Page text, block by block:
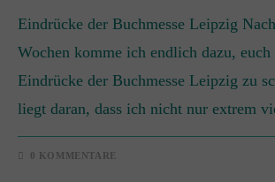
Eindrücke der Buchmesse Leipzig
Wochen komme ich endlich dazu, euch
Eindrücke der Buchmesse Leipzig zu
liegt daran, dass ich nicht nur extrem
0 KOMMENTARE